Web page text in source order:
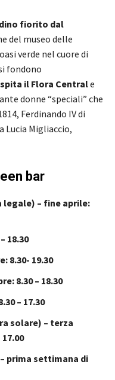
fiorito dal
del museo delle
verde nel cuore di
fondono
il Flora Centrale
donne “speciali” che
Ferdinando IV di
Lucia Migliaccio,
bar
legale) – fine aprile:
18.30
8.30- 19.30
8.30 – 18.30
– 17.30
solare) – terza
prima settimana di